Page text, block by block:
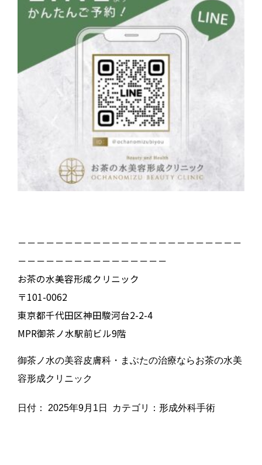
－－－－－－－－－－－－－－－－－－－－－－－－
－－－－－－－－－－－－－－－－
お茶の水美容形成クリニック
〒101-0062
東京都千代田区神田駿河台2-2-4
MPR御茶ノ水駅前ビル9階
御茶ノ水の美容皮膚科・まぶたの治療ならお茶の水美
容形成クリニック
日付： 2025年9月1日 カテゴリ： 形成外科手術